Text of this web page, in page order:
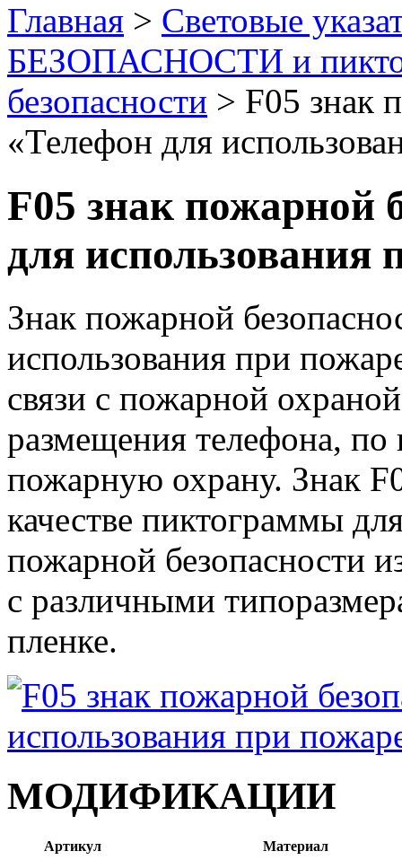
Главная > Световые
БЕЗОПАСНОСТИ и
безопасности > F05 знак
«Телефон для
F05 знак пожарной
для использования
Знак пожарной
использования при
связи с пожарной
размещения телефона,
пожарную охрану. Знак
качестве пиктограммы
пожарной безопасности
с различными
пленке.
МОДИФИКАЦИИ
Артикул
Материал